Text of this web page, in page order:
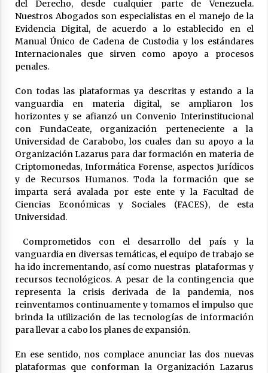
del Derecho, desde cualquier parte de Venezuela.
Nuestros Abogados son especialistas en el manejo de la
Evidencia Digital, de acuerdo a lo establecido en el
Manual Único de Cadena de Custodia y los estándares
Internacionales que sirven como apoyo a procesos
penales.
Con todas las plataformas ya descritas y estando a la
vanguardia en materia digital, se ampliaron los
horizontes y se afianzó un Convenio Interinstitucional
con FundaCeate, organización perteneciente a la
Universidad de Carabobo, los cuales dan su apoyo a la
Organización Lazarus para dar formación en materia de
Criptomonedas, Informática Forense, aspectos Jurídicos
y de Recursos Humanos. Toda la formación que se
imparta será avalada por este ente y la Facultad de
Ciencias Económicas y Sociales (FACES), de esta
Universidad.
Comprometidos con el desarrollo del país y la
vanguardia en diversas temáticas, el equipo de trabajo se
ha ido incrementando, así como nuestras plataformas y
recursos tecnológicos. A pesar de la contingencia que
representa la crisis derivada de la pandemia, nos
reinventamos continuamente y tomamos el impulso que
brinda la utilización de las tecnologías de información
para llevar a cabo los planes de expansión.
En ese sentido, nos complace anunciar las dos nuevas
plataformas que conforman la Organización Lazarus